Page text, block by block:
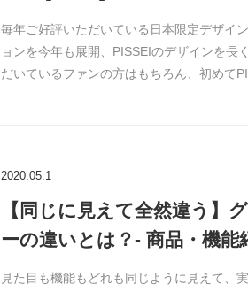
毎年ご好評いただいている日本限定デザイ
ョンを今年も展開、PISSEIのデザインを長
だいているファンの方はもちろん、初めて
2020.05.1
【同じに見えて全然違う】
ーの違いとは？- 商品・機能
見た目も機能もどれも同じように見えて、